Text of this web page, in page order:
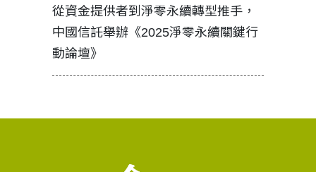
從資金提供者到淨零永續轉型推手，
中國信託舉辦《2025淨零永續關鍵行
動論壇》